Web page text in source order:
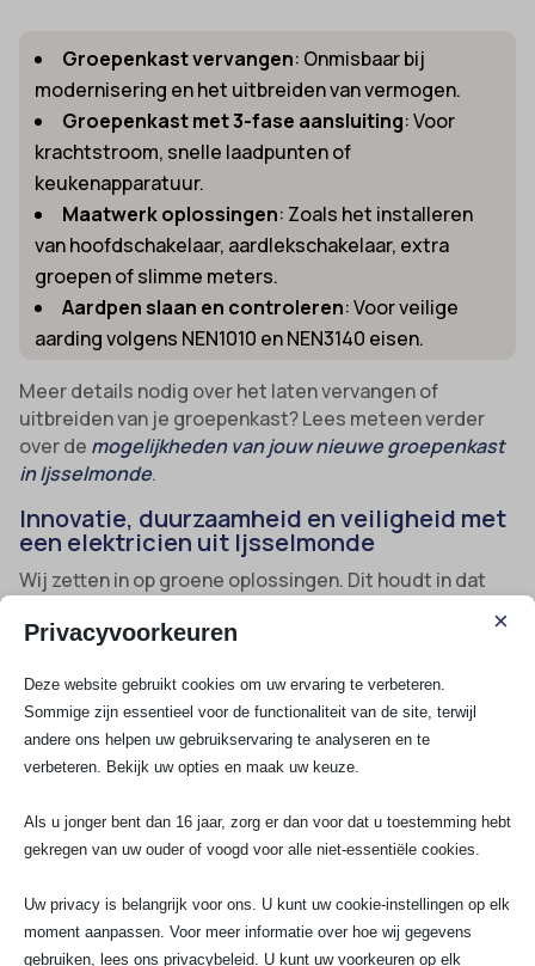
Groepenkast vervangen: Onmisbaar bij
modernisering en het uitbreiden van vermogen.
Groepenkast met 3-fase aansluiting: Voor
krachtstroom, snelle laadpunten of
keukenapparatuur.
Maatwerk oplossingen: Zoals het installeren
van hoofdschakelaar, aardlekschakelaar, extra
groepen of slimme meters.
Aardpen slaan en controleren: Voor veilige
aarding volgens NEN1010 en NEN3140 eisen.
Meer details nodig over het laten vervangen of
uitbreiden van je groepenkast? Lees meteen verder
over de mogelijkheden van jouw nieuwe groepenkast
in Ijsselmonde.
Innovatie, duurzaamheid en veiligheid met
een elektricien uit Ijsselmonde
Wij zetten in op groene oplossingen. Dit houdt in dat
van de aansluiting voor zonnepanelen, warmtepompen
volgens de nieuwste EU-richtlijnen en werken
uitsluitend met gecertificeerd schakelmateriaal,
slimme meters en automatische beveiligingen.
Hierdoor ben jij altijd verzekerd van een
voor elektrische voertuigen: Zowel aan huis als op
het werk.
Privacyvoorkeuren ×
Deze website gebruikt cookies om uw ervaring te verbeteren.
Sommige zijn essentieel voor de functionaliteit van de site, terwijl
andere ons helpen uw gebruikservaring te analyseren en te
verbeteren. Bekijk uw opties en maak uw keuze.
Als u jonger bent dan 16 jaar, zorg er dan voor dat u toestemming hebt
gekregen van uw ouder of voogd voor alle niet-essentiële cookies.
Uw privacy is belangrijk voor ons. U kunt uw cookie-instellingen op elk
moment aanpassen. Voor meer informatie over hoe wij gegevens
gebruiken, lees ons privacybeleid. U kunt uw voorkeuren op elk